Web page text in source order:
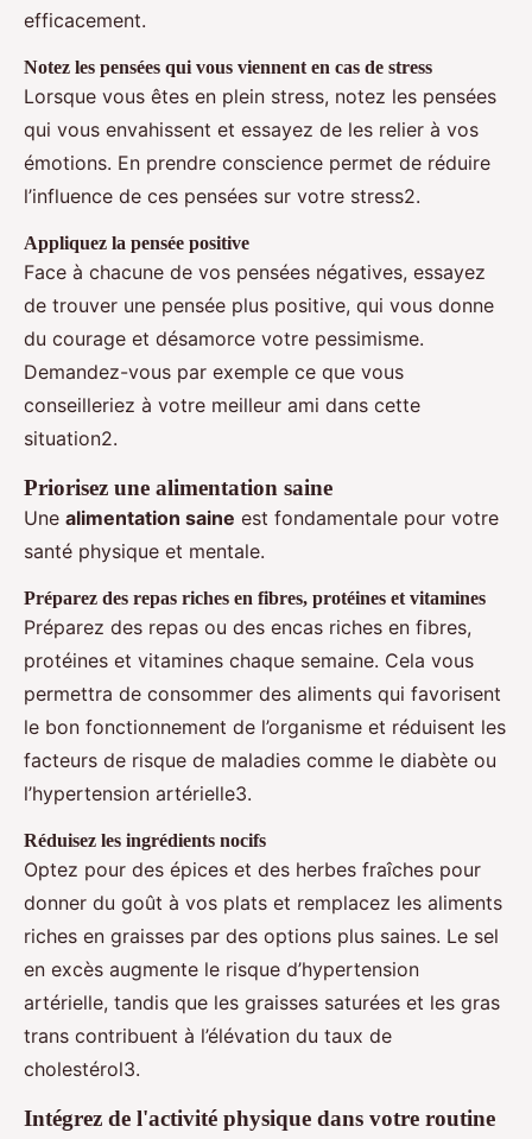
efficacement.
Notez les pensées qui vous viennent en cas de stress
Lorsque vous êtes en plein stress, notez les pensées
qui vous envahissent et essayez de les relier à vos
émotions. En prendre conscience permet de réduire
l’influence de ces pensées sur votre stress2.
Appliquez la pensée positive
Face à chacune de vos pensées négatives, essayez
de trouver une pensée plus positive, qui vous donne
du courage et désamorce votre pessimisme.
Demandez-vous par exemple ce que vous
conseilleriez à votre meilleur ami dans cette
situation2.
Priorisez une alimentation saine
Une alimentation saine est fondamentale pour votre
santé physique et mentale.
Préparez des repas riches en fibres, protéines et vitamines
Préparez des repas ou des encas riches en fibres,
protéines et vitamines chaque semaine. Cela vous
permettra de consommer des aliments qui favorisent
le bon fonctionnement de l’organisme et réduisent les
facteurs de risque de maladies comme le diabète ou
l’hypertension artérielle3.
Réduisez les ingrédients nocifs
Optez pour des épices et des herbes fraîches pour
donner du goût à vos plats et remplacez les aliments
riches en graisses par des options plus saines. Le sel
en excès augmente le risque d’hypertension
artérielle, tandis que les graisses saturées et les gras
trans contribuent à l’élévation du taux de
cholestérol3.
Intégrez de l'activité physique dans votre routine